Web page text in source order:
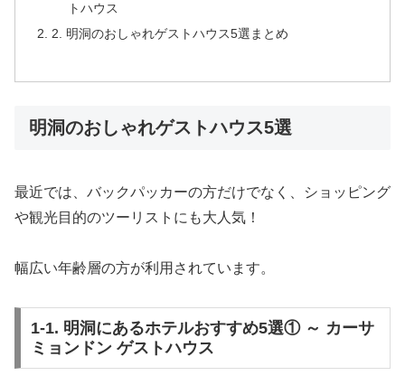
トハウス
2. 明洞のおしゃれゲストハウス5選まとめ
明洞のおしゃれゲストハウス5選
最近では、バックパッカーの方だけでなく、ショッピング
や観光目的のツーリストにも大人気！
幅広い年齢層の方が利用されています。
1-1. 明洞にあるホテルおすすめ5選① ～ カーサ
ミョンドン ゲストハウス